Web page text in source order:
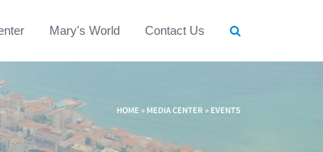
Mary's World Contact Us
HOME » MEDIA CENTER » EVENTS